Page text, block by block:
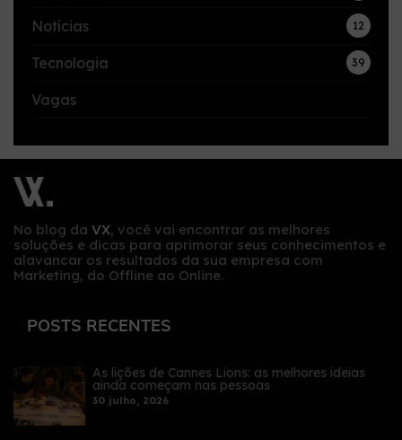
Notícias 12
Tecnologia 39
Vagas
No blog da VX, você vai encontrar as melhores
soluções e dicas para aprimorar seus conhecimentos e
alavancar os resultados da sua empresa com
Marketing, do Offline ao Online.
POSTS RECENTES
As lições de Cannes Lions: as melhores ideias
ainda começam nas pessoas
30 julho, 2026